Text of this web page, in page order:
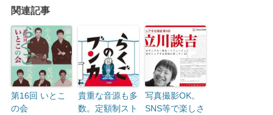
関連記事
第16回 いとこ
の会
貴重な音源も多
数。定額制スト
写真撮影OK。
SNS等で楽しさ